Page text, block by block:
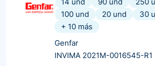
100 und
20 und
30
+ 10 más
Genfar
INVIMA 2021M-0016545-R1